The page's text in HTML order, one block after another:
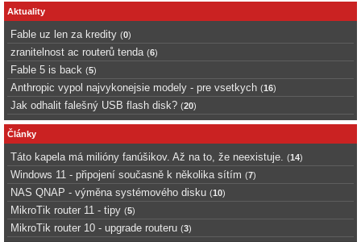
Aktuality
Fable uz len za kredity (0)
zranitelnost ac routerů tenda (6)
Fable 5 is back (5)
Anthropic vypol najvykonejsie modely - pre vsetkych (16)
Jak odhalit falešný USB flash disk? (20)
Články
Táto kapela má milióny fanúšikov. Až na to, že neexistuje. (14)
Windows 11 - připojení současně k několika sítím (7)
NAS QNAP - výměna systémového disku (10)
MikroTik router 11 - tipy (5)
MikroTik router 10 - upgrade routeru (3)